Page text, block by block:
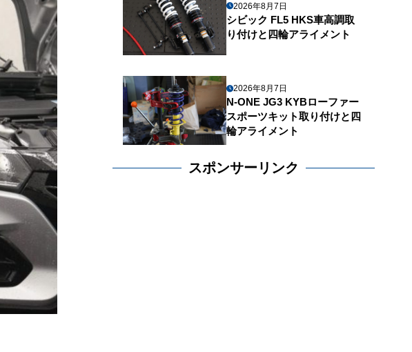
2026年8月7日
シビック FL5 HKS車高調取
り付けと四輪アライメント
2026年8月7日
N-ONE JG3 KYBローファー
スポーツキット取り付けと四
輪アライメント
スポンサーリンク